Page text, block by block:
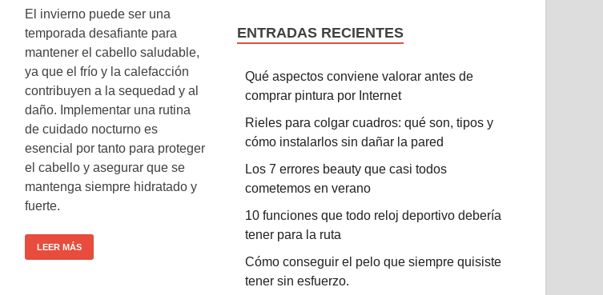
El invierno puede ser una
temporada desafiante para
mantener el cabello saludable,
ya que el frío y la calefacción
contribuyen a la sequedad y al
daño. Implementar una rutina
de cuidado nocturno es
esencial por tanto para proteger
el cabello y asegurar que se
mantenga siempre hidratado y
fuerte.
LEER MÁS
ENTRADAS RECIENTES
Qué aspectos conviene valorar antes de
comprar pintura por Internet
Rieles para colgar cuadros: qué son, tipos y
cómo instalarlos sin dañar la pared
Los 7 errores beauty que casi todos
cometemos en verano
10 funciones que todo reloj deportivo debería
tener para la ruta
Cómo conseguir el pelo que siempre quisiste
tener sin esfuerzo.